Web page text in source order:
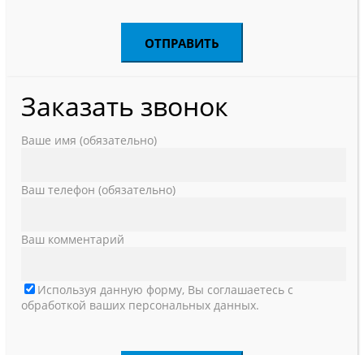
Заказать звонок
Ваше имя (обязательно)
Ваш телефон (обязательно)
Ваш комментарий
Используя данную форму, Вы соглашаетесь с
обработкой ваших персональных данных.